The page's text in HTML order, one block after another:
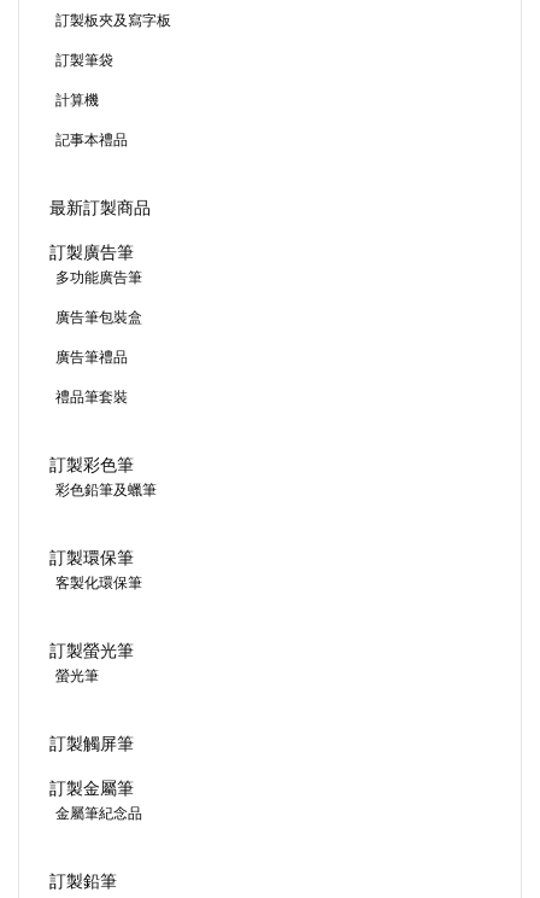
訂製板夾及寫字板
訂製筆袋
計算機
記事本禮品
最新訂製商品
訂製廣告筆
多功能廣告筆
廣告筆包裝盒
廣告筆禮品
禮品筆套裝
訂製彩色筆
彩色鉛筆及蠟筆
訂製環保筆
客製化環保筆
訂製螢光筆
螢光筆
訂製觸屏筆
訂製金屬筆
金屬筆紀念品
訂製鉛筆